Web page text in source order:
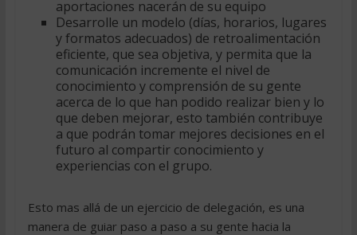
aportaciones nacerán de su equipo
Desarrolle un modelo (días, horarios, lugares
y formatos adecuados) de retroalimentación
eficiente, que sea objetiva, y permita que la
comunicación incremente el nivel de
conocimiento y comprensión de su gente
acerca de lo que han podido realizar bien y lo
que deben mejorar, esto también contribuye
a que podrán tomar mejores decisiones en el
futuro al compartir conocimiento y
experiencias con el grupo.
Esto mas allá de un ejercicio de delegación, es una
manera de guiar paso a paso a su gente hacia la